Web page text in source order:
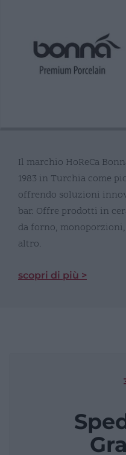
Il marchio HoReCa
1983 in Turchia come
offrendo soluzioni
bar. Offre prodotti in
da forno,
altro.
scopri di più >